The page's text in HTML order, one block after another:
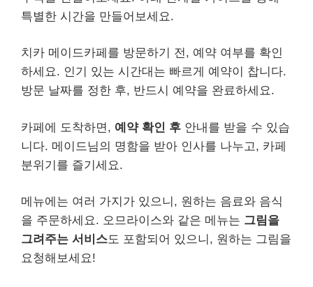
특별한 시간을 만들어보세요.
치카 메이드카페를 방문하기 전, 예약 여부를 확인
하세요. 인기 있는 시간대는 빠르게 예약이 찹니다.
방문 날짜를 정한 후, 반드시 예약을 완료하세요.
카페에 도착하면, 예약 확인 후 안내를 받을 수 있습
니다. 메이드님의 명함을 받아 인사를 나누고, 카페
분위기를 즐기세요.
메뉴에는 여러 가지가 있으니, 원하는 음료와 음식
을 주문하세요. 오므라이스와 같은 메뉴는 그림을
그려주는 서비스도 포함되어 있으니, 원하는 그림을
요청해보세요!